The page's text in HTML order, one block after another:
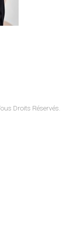
Droits Réservés.